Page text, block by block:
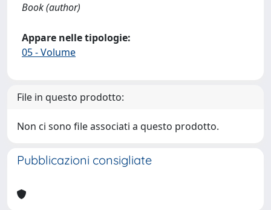
Book (author)
Appare nelle tipologie:
05 - Volume
File in questo prodotto:
Non ci sono file associati a questo prodotto.
Pubblicazioni consigliate